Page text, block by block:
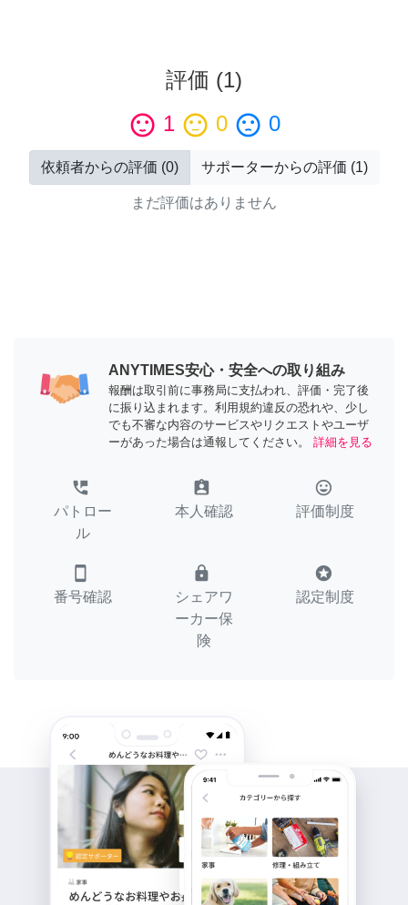
評価 (1)
sentiment_satisfied 1 sentiment_neutral 0 sentiment_dissatisfied 0
依頼者からの評価 (0) サポーターからの評価 (1)
まだ評価はありません
ANYTIMES安心・安全への取り組み
報酬は取引前に事務局に支払われ、評価・完了後
に振り込まれます。利用規約違反の恐れや、少し
でも不審な内容のサービスやリクエストやユーザ
ーがあった場合は通報してください。
詳細を見る
perm_phone_msg
パトロー
ル
assignment_ind
本人確認
tag_faces
評価制度
smartphone
番号確認
lock
シェアワ
ーカー保
険
stars
認定制度